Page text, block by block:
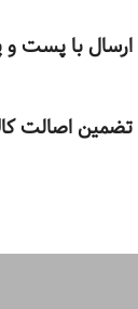
ارسال با پست
تضمین اصالت